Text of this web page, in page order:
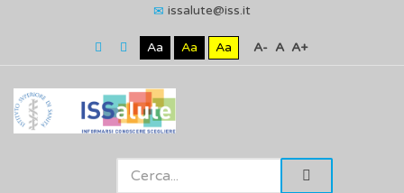
issalute@iss.it
Aa Aa Aa A- A A+